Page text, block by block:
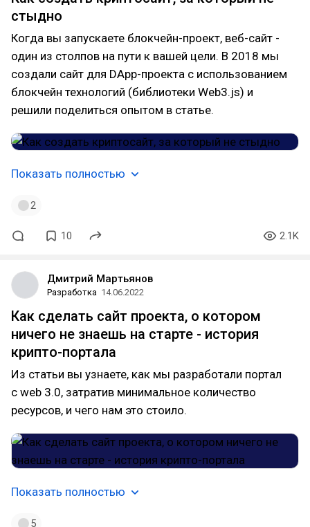
стыдно
Когда вы запускаете блокчейн-проект, веб-сайт -
один из столпов на пути к вашей цели. В 2018 мы
создали сайт для DApp-проекта с использованием
блокчейн технологий (библиотеки Web3.js) и
решили поделиться опытом в статье.
Показать полностью
2
10 2.1K
Дмитрий Мартьянов
Разработка 14.06.2022
Как сделать сайт проекта, о котором
ничего не знаешь на старте - история
крипто-портала
Из статьи вы узнаете, как мы разработали портал
с web 3.0, затратив минимальное количество
ресурсов, и чего нам это стоило.
Показать полностью
5